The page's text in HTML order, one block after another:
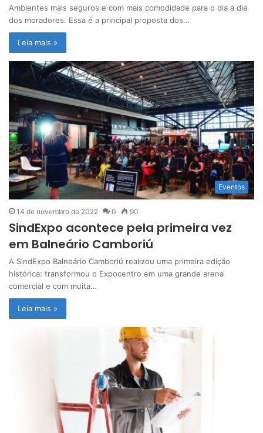
Ambientes mais seguros e com mais comodidade para o dia a dia
dos moradores. Essa é a principal proposta dos…
Leia mais »
Eventos
14 de novembro de 2022 0 90
SindExpo acontece pela primeira vez
em Balneário Camboriú
A SindExpo Balneário Camboriú realizou uma primeira edição
histórica: transformou o Expocentro em uma grande arena
comercial e com muita…
Leia mais »